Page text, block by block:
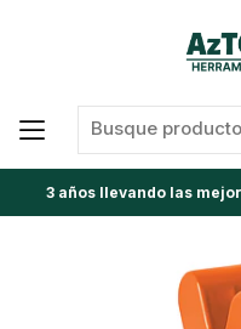
3 años llevando las